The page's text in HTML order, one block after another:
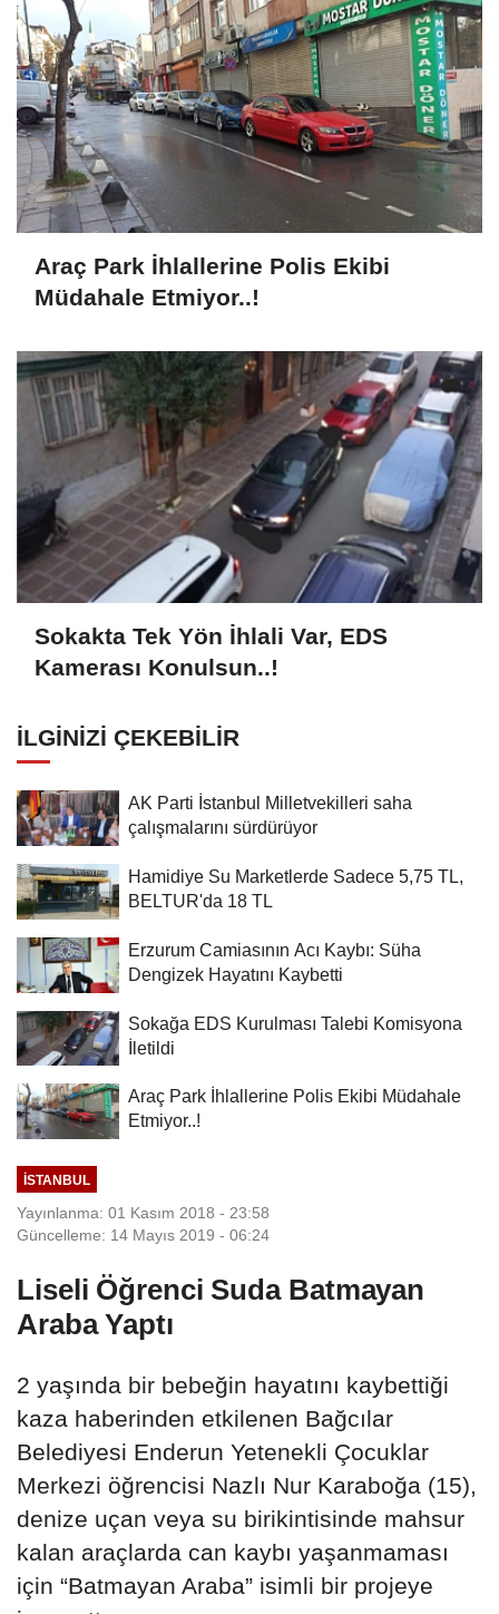
Araç Park İhlallerine Polis Ekibi
Müdahale Etmiyor..!
Sokakta Tek Yön İhlali Var, EDS
Kamerası Konulsun..!
İLGINIZI ÇEKEBILIR
AK Parti İstanbul Milletvekilleri saha
çalışmalarını sürdürüyor
Hamidiye Su Marketlerde Sadece 5,75 TL,
BELTUR'da 18 TL
Erzurum Camiasının Acı Kaybı: Süha
Dengizek Hayatını Kaybetti
Sokağa EDS Kurulması Talebi Komisyona
İletildi
Araç Park İhlallerine Polis Ekibi Müdahale
Etmiyor..!
İSTANBUL
Yayınlanma: 01 Kasım 2018 - 23:58
Güncelleme: 14 Mayıs 2019 - 06:24
Liseli Öğrenci Suda Batmayan
Araba Yaptı
2 yaşında bir bebeğin hayatını kaybettiği
kaza haberinden etkilenen Bağcılar
Belediyesi Enderun Yetenekli Çocuklar
Merkezi öğrencisi Nazlı Nur Karaboğa (15),
denize uçan veya su birikintisinde mahsur
kalan araçlarda can kaybı yaşanmaması
için “Batmayan Araba” isimli bir projeye